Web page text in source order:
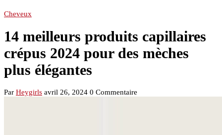
Cheveux
14 meilleurs produits capillaires
crépus 2024 pour des mèches
plus élégantes
Par Heygirls avril 26, 2024 0 Commentaire